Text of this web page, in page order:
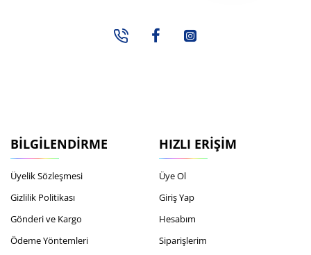
BILGILENDIRME
Üyelik Sözleşmesi
Gizlilik Politikası
Gönderi ve Kargo
Ödeme Yöntemleri
HIZLI ERIŞIM
Üye Ol
Giriş Yap
Hesabım
Siparişlerim